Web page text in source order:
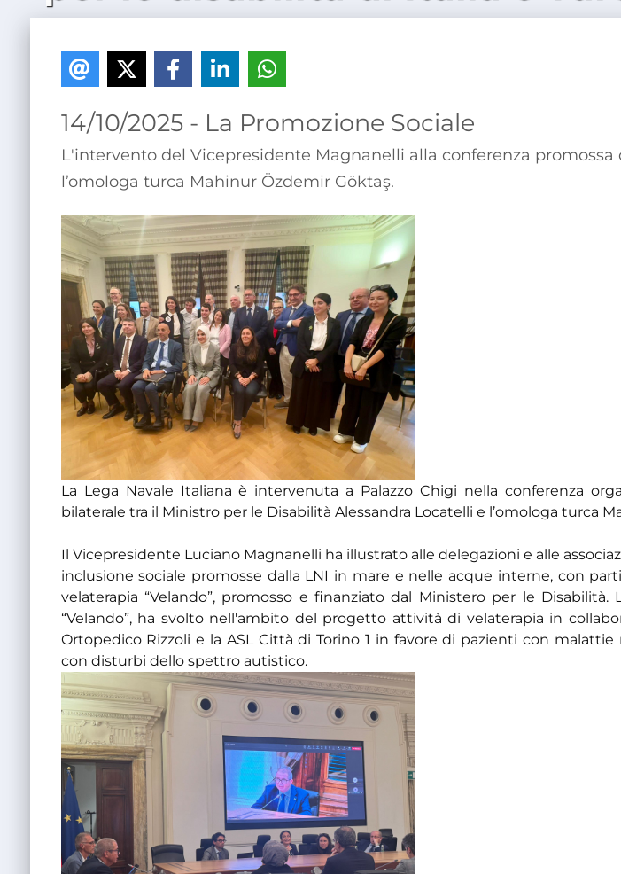
14/10/2025 - La Promozione Sociale
L'intervento del Vicepresidente Magnanelli alla conferenza
l’omologa turca Mahinur Özdemir Göktaş.
La Lega Navale Italiana è intervenuta a Palazzo Chigi nella conferenza
bilaterale tra il Ministro per le Disabilità Alessandra Locatelli e l’omologa turca
Il Vicepresidente Luciano Magnanelli ha illustrato alle delegazioni e alle
inclusione sociale promosse dalla LNI in mare e nelle acque interne, con
velaterapia “Velando”, promosso e finanziato dal Ministero per le Disabilità.
“Velando”, ha svolto nell'ambito del progetto attività di velaterapia in
Ortopedico Rizzoli e la ASL Città di Torino 1 in favore di pazienti con
con disturbi dello spettro autistico.